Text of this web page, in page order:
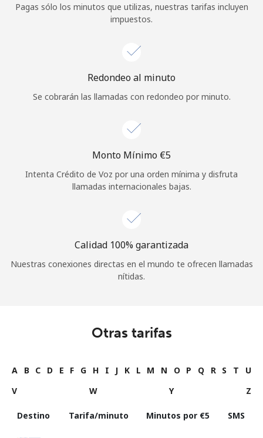
¿Olvidaste tu contraseña? →
Iniciar Sesión
Pagas sólo los minutos que utilizas, nuestras tarifas incluyen
impuestos.
Redondeo al minuto
Se cobrarán las llamadas con redondeo por minuto.
Monto Mínimo ⁦€5⁩
Intenta Crédito de Voz por una orden mínima y disfruta
llamadas internacionales bajas.
Calidad 100% garantizada
Nuestras conexiones directas en el mundo te ofrecen llamadas
nítidas.
Otras tarifas
A B C D E F G H I J K L M N O P Q R S T
U
V
W Y Z
Destino Tarifa/minuto Minutos por ⁦€5⁩ SMS